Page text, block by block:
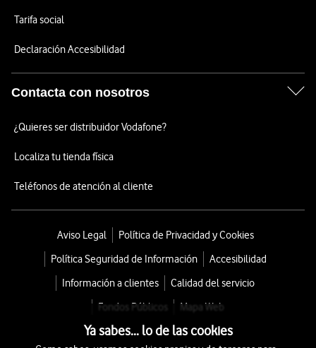
Tarifa social
Declaración Accesibilidad
Contacta con nosotros
¿Quieres ser distribuidor Vodafone?
Localiza tu tienda física
Teléfonos de atención al cliente
Aviso Legal
Política de Privacidad y Cookies
Política Seguridad de Información
Accesibilidad
Información a clientes
Calidad del servicio
Fondos Públicos
Mapa Web
Ya sabes... lo de las cookies